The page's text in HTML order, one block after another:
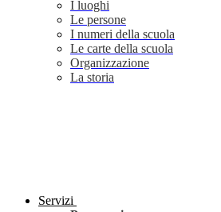
I luoghi
Le persone
I numeri della scuola
Le carte della scuola
Organizzazione
La storia
Servizi